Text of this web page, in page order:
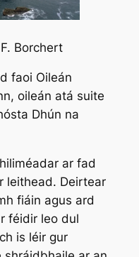
Borchert
faoi Oileán
oileán atá suite
Dhún na
ar fad
leithead. Deirtear
fiáin agus ard
féidir leo dul
is léir gur